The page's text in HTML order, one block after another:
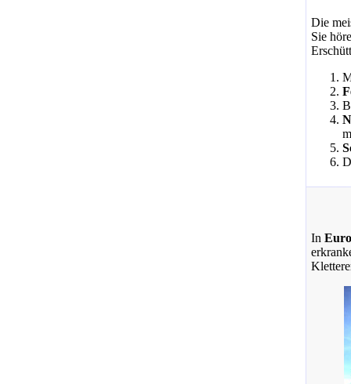
Die
Sie
In